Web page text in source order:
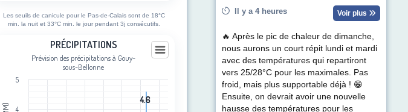
Les seuils de canicule pour le Pas-de-Calais sont de 18°C
min. la nuit et 33°C min. le jour pendant 3j consécutifs.
chart with 90 bars.
chart has 1 X axis displaying categories.
PRÉCIPITATIONS
Prévision des précipitations à Gouy-
sous-Bellonne
4.6
4.6
4
5
Il y a 4 heures Voir plus
🔥 Après le pic de chaleur de dimanche,
nous aurons un court répit lundi et mardi
avec des températures qui repartiront
vers 25/28°C pour les maximales. Pas
froid, mais plus supportable déjà ! 😁
Ensuite, on devrait avoir une nouvelle
hausse des températures pour les